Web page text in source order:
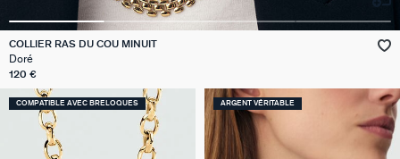
COLLIER RAS DU COU MINUIT
Doré
120 €
COMPATIBLE AVEC BRELOQUES ARGENT VÉRITABLE